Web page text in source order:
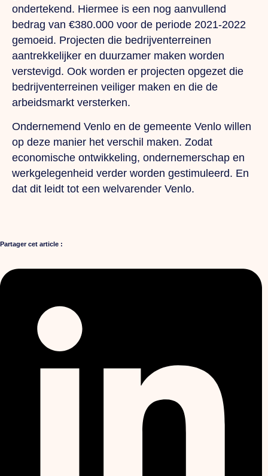
ondertekend. Hiermee is een nog aanvullend
bedrag van €380.000 voor de periode 2021-2022
gemoeid. Projecten die bedrijventerreinen
aantrekkelijker en duurzamer maken worden
verstevigd. Ook worden er projecten opgezet die
bedrijventerreinen veiliger maken en die de
arbeidsmarkt versterken.
Ondernemend Venlo en de gemeente Venlo willen
op deze manier het verschil maken. Zodat
economische ontwikkeling, ondernemerschap en
werkgelegenheid verder worden gestimuleerd. En
dat dit leidt tot een welvarender Venlo.
Partager cet article :